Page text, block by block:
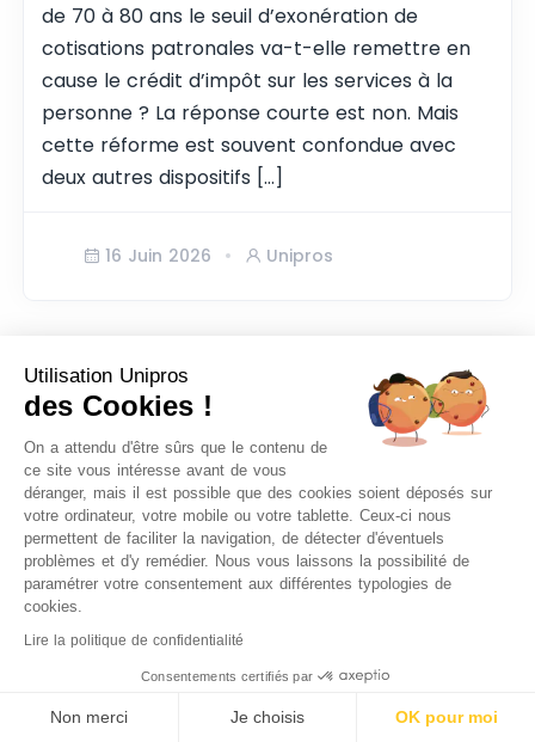
de 70 à 80 ans le seuil d’exonération de
cotisations patronales va-t-elle remettre en
cause le crédit d’impôt sur les services à la
personne ? La réponse courte est non. Mais
cette réforme est souvent confondue avec
deux autres dispositifs […]
16 Juin 2026 Unipros
Utilisation Unipros
des Cookies !
On a attendu d'être sûrs que le contenu de
ce site vous intéresse avant de vous
déranger, mais il est possible que des cookies soient déposés sur
votre ordinateur, votre mobile ou votre tablette. Ceux-ci nous
permettent de faciliter la navigation, de détecter d'éventuels
problèmes et d'y remédier. Nous vous laissons la possibilité de
paramétrer votre consentement aux différentes typologies de
cookies.
Lire la politique de confidentialité
Consentements certifiés par
Non merci Je choisis OK pour moi